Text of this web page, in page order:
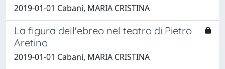
2019-01-01 Cabani, MARIA CRISTINA
La figura dell'ebreo nel teatro di Pietro
Aretino
2019-01-01 Cabani, MARIA CRISTINA